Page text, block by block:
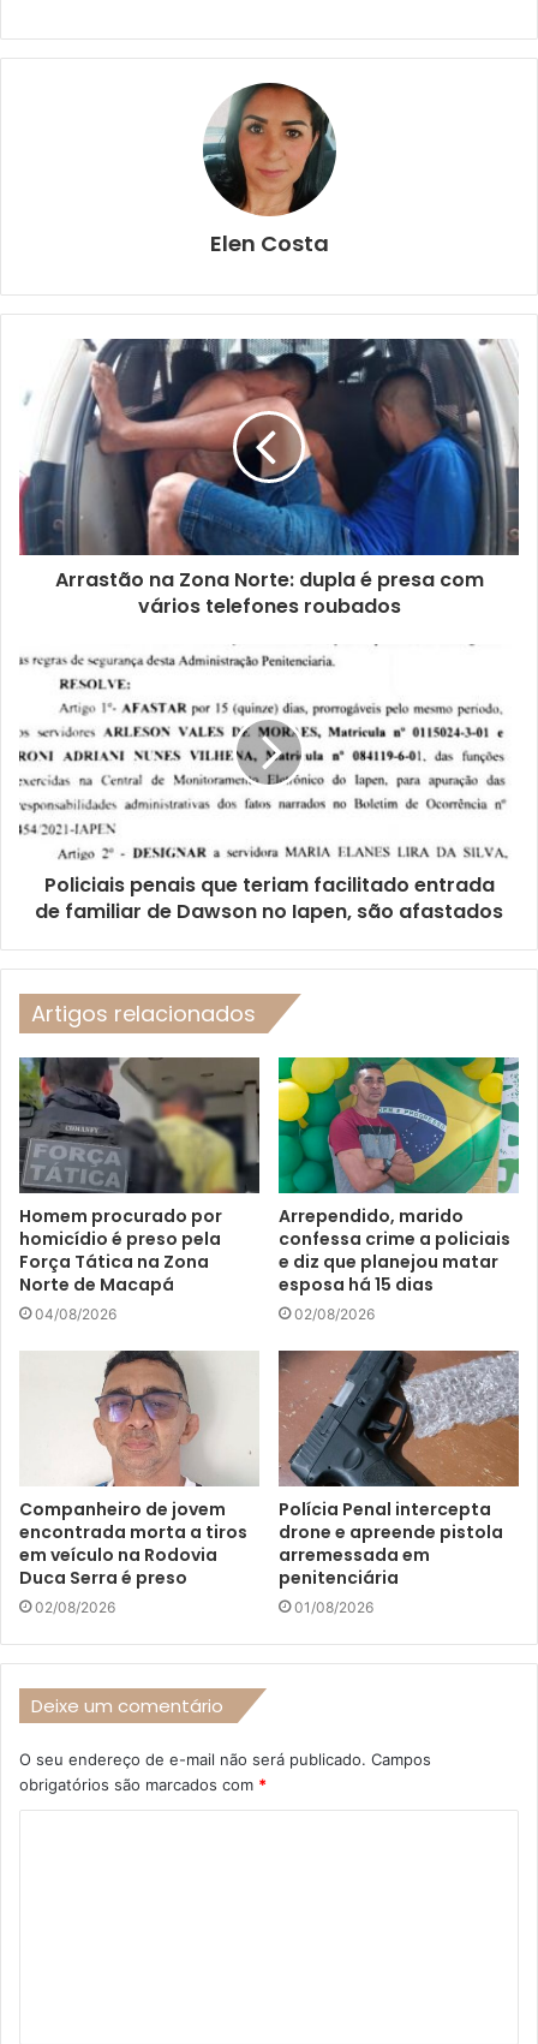
Elen Costa
Arrastão na Zona Norte: dupla é presa com
vários telefones roubados
Policiais penais que teriam facilitado entrada
de familiar de Dawson no Iapen, são afastados
Artigos relacionados
Homem procurado por
homicídio é preso pela
Força Tática na Zona
Norte de Macapá
04/08/2026
Arrependido, marido
confessa crime a policiais
e diz que planejou matar
esposa há 15 dias
02/08/2026
Companheiro de jovem
encontrada morta a tiros
em veículo na Rodovia
Duca Serra é preso
02/08/2026
Polícia Penal intercepta
drone e apreende pistola
arremessada em
penitenciária
01/08/2026
Deixe um comentário
O seu endereço de e-mail não será publicado. Campos
obrigatórios são marcados com *